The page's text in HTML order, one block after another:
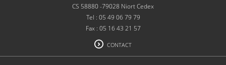
CS 58880 -79028 Niort Cedex
Tel : 05 49 06 79 79
Fax : 05 16 43 21 57
CONTACT